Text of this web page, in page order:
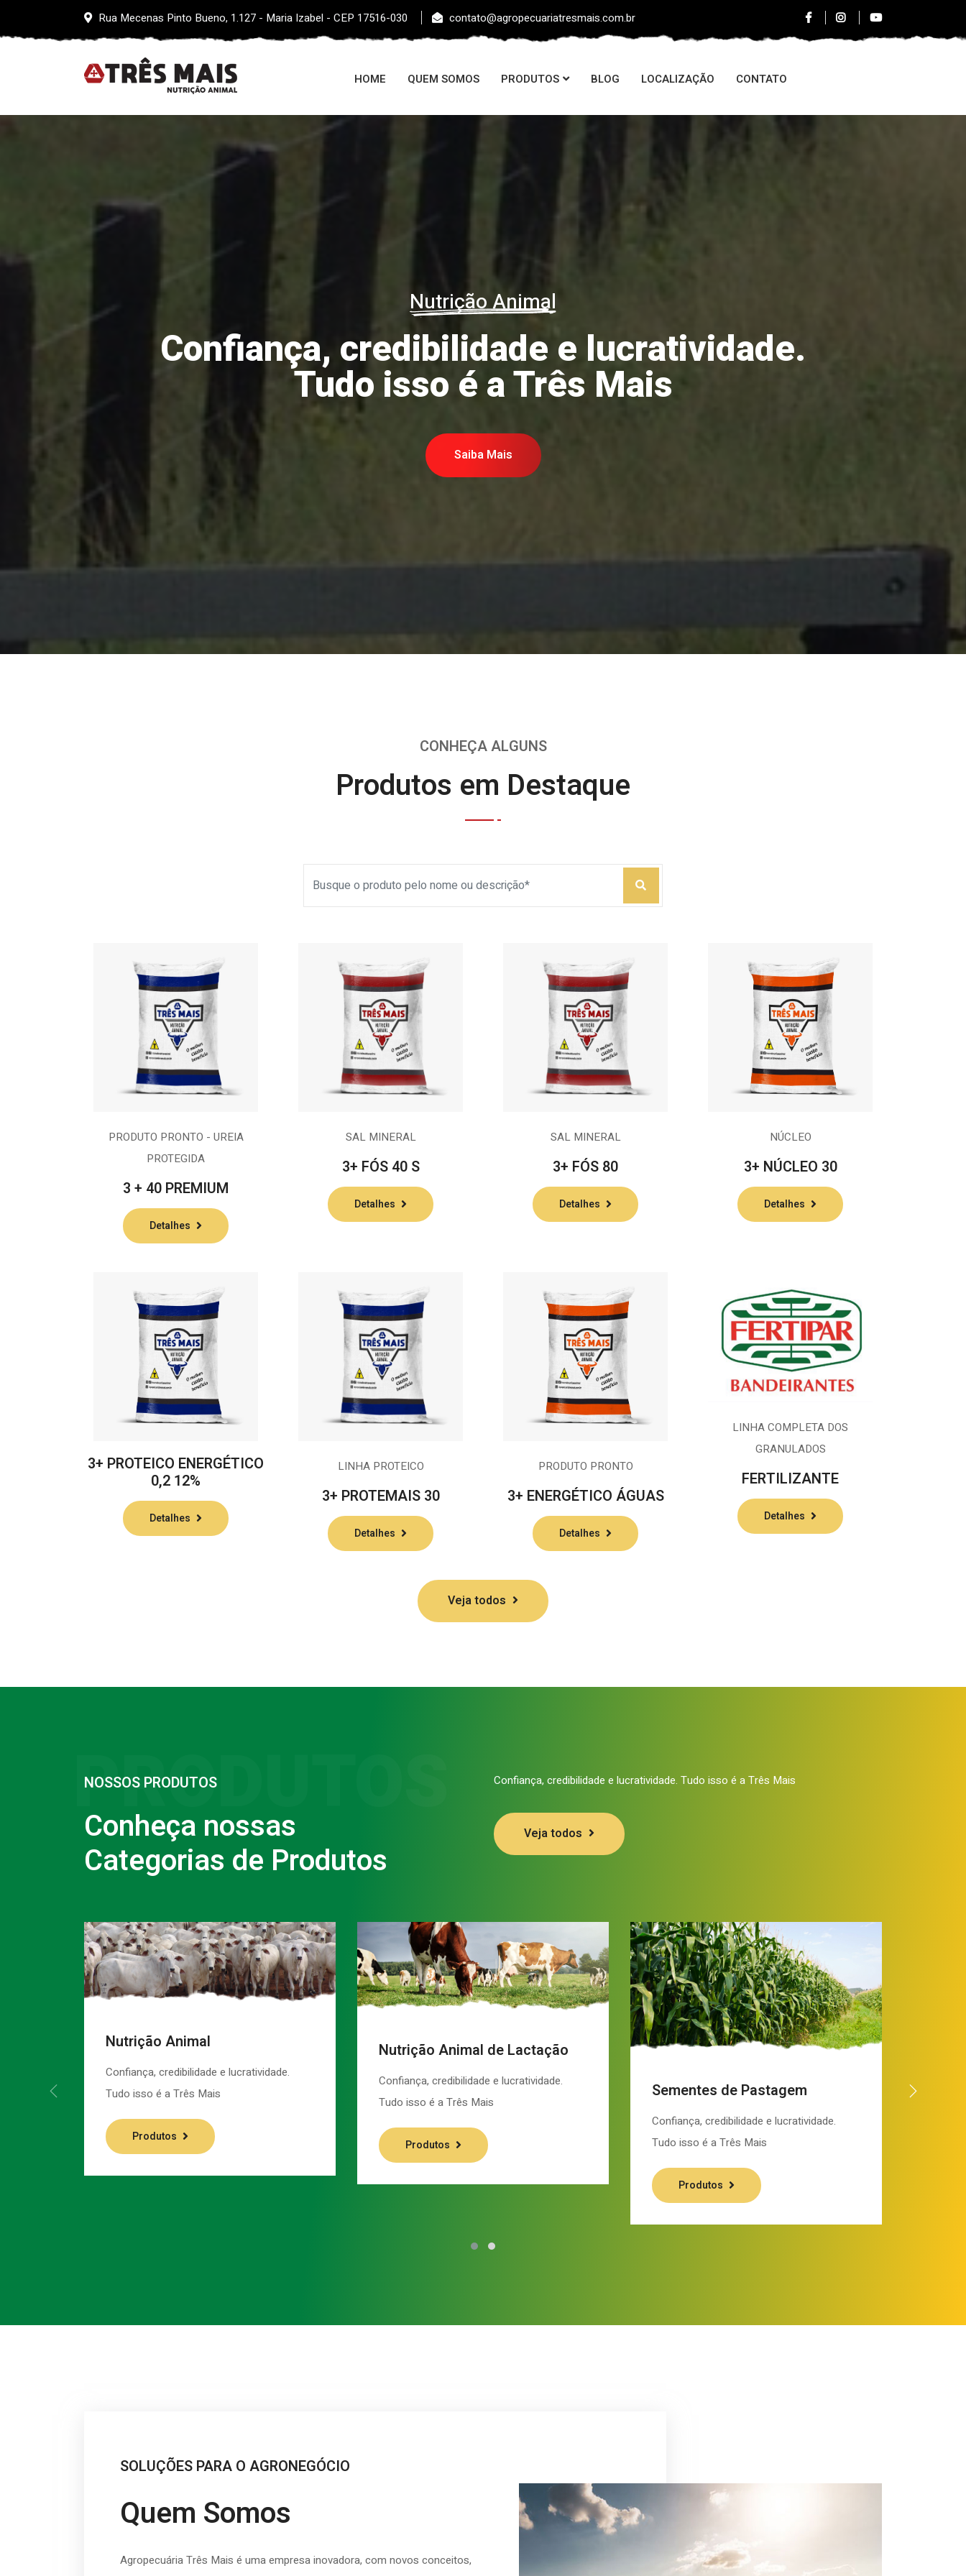
Rua Mecenas Pinto Bueno, 1.127 - Maria Izabel - CEP 17516-030 contato@agropecuariatresmais.com.br
HOME QUEM SOMOS PRODUTOS BLOG LOCALIZAÇÃO CONTATO
Sementes de Pastagens
Confiança, credibilidade e lucratividade.
Tudo isso é a Três Mais
CONHEÇA ALGUNS
Produtos em Destaque
PRODUTO PRONTO - UREIA
PROTEGIDA
3 + 40 PREMIUM
Detalhes
SAL MINERAL
3+ FÓS 40 S
Detalhes
SAL MINERAL
3+ FÓS 80
Detalhes
NÚCLEO
3+ NÚCLEO 30
Detalhes
3+ PROTEICO ENERGÉTICO
0,2 12%
Detalhes
LINHA PROTEICO
3+ PROTEMAIS 30
Detalhes
PRODUTO PRONTO
3+ ENERGÉTICO ÁGUAS
Detalhes
LINHA COMPLETA DOS
GRANULADOS
FERTILIZANTE
Detalhes
Veja todos
PRODUTOS
NOSSOS PRODUTOS
Conheça nossas
Categorias de Produtos
Confiança, credibilidade e lucratividade. Tudo isso é a Três Mais
Veja todos
Nutrição Animal
Confiança, credibilidade e lucratividade.
Tudo isso é a Três Mais
Produtos
Nutrição Animal de Lactação
Confiança, credibilidade e lucratividade.
Tudo isso é a Três Mais
Produtos
Sementes de Pastagem
Confiança, credibilidade e lucratividade.
Tudo isso é a Três Mais
Produtos
SOLUÇÕES PARA O AGRONEGÓCIO
Quem Somos
Agropecuária Três Mais é uma empresa inovadora, com novos conceitos,